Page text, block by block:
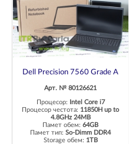
Dell Precision 7560 Grade A
Арт. № 80126621
Процесор:
Intel Core i7
Процесор честота: 11850H up to
4.8GHz 24MB
Памет обем:64GB
Памет тип:So-Dimm DDR4
Storage обем: 1TB